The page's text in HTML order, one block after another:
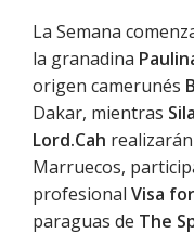
La Semana
la granadina
origen camerunés
Dakar, mientras
Lord.Cah
Marruecos,
profesional Visa
paraguas de The